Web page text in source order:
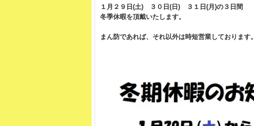
１月２９日(土) ３０日(日) ３１日(月)の３日間
冬季休暇を頂戴いたします。
まん防であれば、それ以外は時短営業しております。